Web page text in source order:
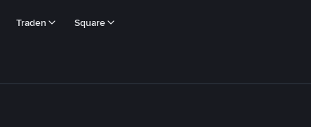
Traden Square